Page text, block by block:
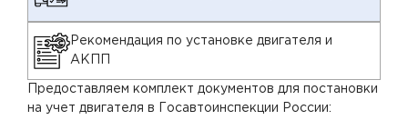
Рекомендация по установке двигателя и
АКПП
Предоставляем комплект документов для постановки
на учет двигателя в Госавтоинспекции России: